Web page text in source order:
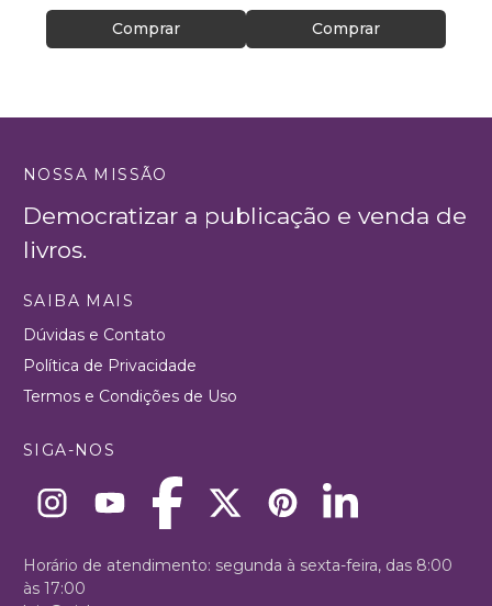
Comprar Comprar
NOSSA MISSÃO
Democratizar a publicação e venda de
livros.
SAIBA MAIS
Dúvidas e Contato
Política de Privacidade
Termos e Condições de Uso
SIGA-NOS
Horário de atendimento: segunda à sexta-feira, das 8:00
às 17:00